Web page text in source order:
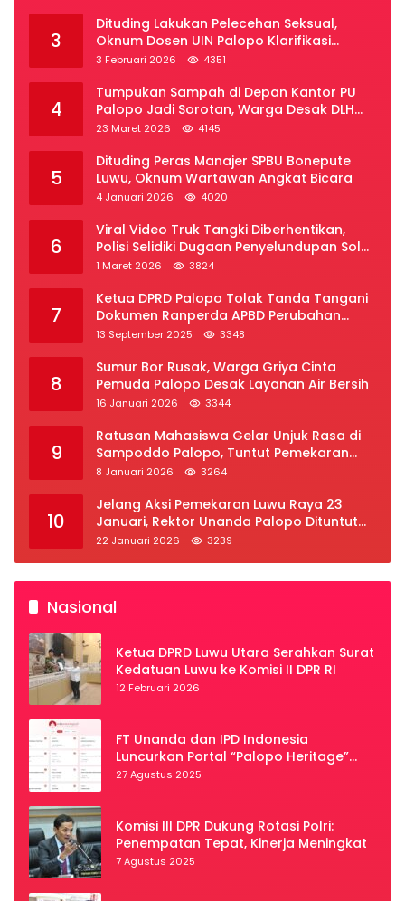
3
Dituding Lakukan Pelecehan Seksual,
Oknum Dosen UIN Palopo Klarifikasi
Kronologi
3 Februari 2026 4351
4
Tumpukan Sampah di Depan Kantor PU
Palopo Jadi Sorotan, Warga Desak DLH
Segera Bertindak
23 Maret 2026 4145
5
Dituding Peras Manajer SPBU Bonepute
Luwu, Oknum Wartawan Angkat Bicara
4 Januari 2026 4020
6
Viral Video Truk Tangki Diberhentikan,
Polisi Selidiki Dugaan Penyelundupan Solar
Subsidi di Palopo
1 Maret 2026 3824
7
Ketua DPRD Palopo Tolak Tanda Tangani
Dokumen Ranperda APBD Perubahan
2025
13 September 2025 3348
8
Sumur Bor Rusak, Warga Griya Cinta
Pemuda Palopo Desak Layanan Air Bersih
16 Januari 2026 3344
9
Ratusan Mahasiswa Gelar Unjuk Rasa di
Sampoddo Palopo, Tuntut Pemekaran
Provinsi Luwu Raya
8 Januari 2026 3264
10
Jelang Aksi Pemekaran Luwu Raya 23
Januari, Rektor Unanda Palopo Dituntut
Liburkan Mahasiswa
22 Januari 2026 3239
Nasional
Ketua DPRD Luwu Utara Serahkan Surat
Kedatuan Luwu ke Komisi II DPR RI
12 Februari 2026
FT Unanda dan IPD Indonesia
Luncurkan Portal “Palopo Heritage”
Secara Virtual
27 Agustus 2025
Komisi III DPR Dukung Rotasi Polri:
Penempatan Tepat, Kinerja Meningkat
7 Agustus 2025